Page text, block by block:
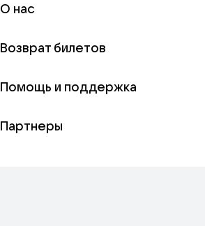
О нас
Возврат билетов
Помощь и поддержка
Партнеры